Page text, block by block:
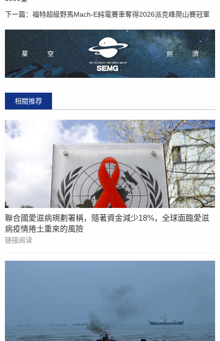
下一篇： 福特超級野馬Mach-E純電賽車奪得2026派克峰爬山賽冠軍
相關推荐
聯合國愛滋病規劃署稱，隨著資金減少18%，全球面臨愛滋
病疫情捲土重來的風險
链接阅读